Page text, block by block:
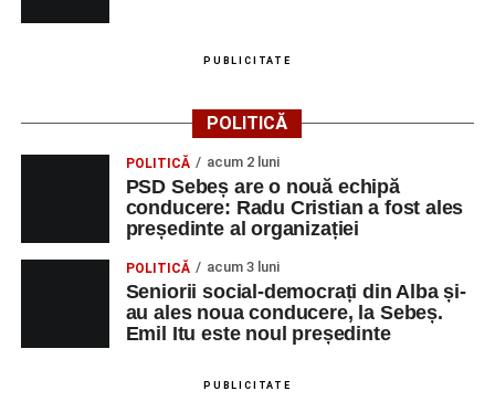
PUBLICITATE
POLITICĂ
POLITICĂ acum 2 luni
PSD Sebeș are o nouă echipă
conducere: Radu Cristian a fost ales
președinte al organizației
POLITICĂ acum 3 luni
Seniorii social-democrați din Alba și-
au ales noua conducere, la Sebeș.
Emil Itu este noul președinte
PUBLICITATE